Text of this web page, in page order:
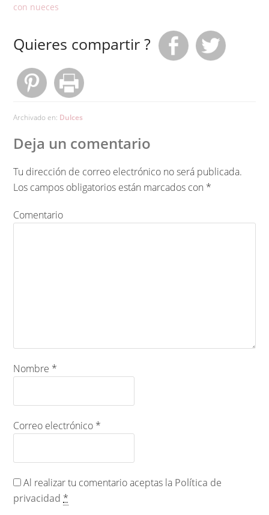
con nueces
Quieres compartir ?
Archivado en: Dulces
Deja un comentario
Tu dirección de correo electrónico no será publicada.
Los campos obligatorios están marcados con *
Comentario
Nombre *
Correo electrónico *
Al realizar tu comentario aceptas la Política de
privacidad *